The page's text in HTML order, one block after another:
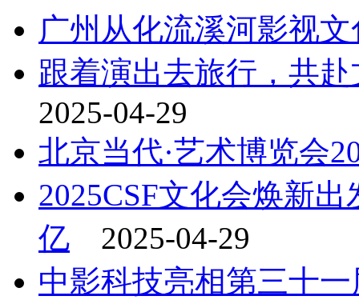
广州从化流溪河影视
跟着演出去旅行，共
2025-04-29
北京当代·艺术博览会
2025CSF文化会焕新
亿
2025-04-29
中影科技亮相第三十